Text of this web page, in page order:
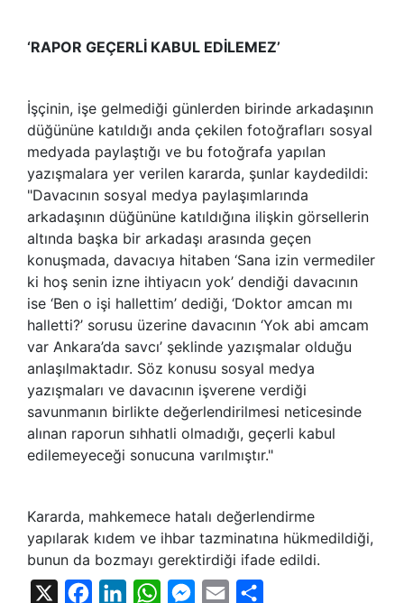
‘RAPOR GEÇERLİ KABUL EDİLEMEZ’
İşçinin, işe gelmediği günlerden birinde arkadaşının
düğününe katıldığı anda çekilen fotoğrafları sosyal
medyada paylaştığı ve bu fotoğrafa yapılan
yazışmalara yer verilen kararda, şunlar kaydedildi:
"Davacının sosyal medya paylaşımlarında
arkadaşının düğününe katıldığına ilişkin görsellerin
altında başka bir arkadaşı arasında geçen
konuşmada, davacıya hitaben ‘Sana izin vermediler
ki hoş senin izne ihtiyacın yok’ dendiği davacının
ise ‘Ben o işi hallettim’ dediği, ‘Doktor amcan mı
halletti?’ sorusu üzerine davacının ‘Yok abi amcam
var Ankara’da savcı’ şeklinde yazışmalar olduğu
anlaşılmaktadır. Söz konusu sosyal medya
yazışmaları ve davacının işverene verdiği
savunmanın birlikte değerlendirilmesi neticesinde
alınan raporun sıhhatli olmadığı, geçerli kabul
edilemeyeceği sonucuna varılmıştır."
Kararda, mahkemece hatalı değerlendirme
yapılarak kıdem ve ihbar tazminatına hükmedildiği,
bunun da bozmayı gerektirdiği ifade edildi.
FacebookLinkedInWhatsAppMessenger
Email